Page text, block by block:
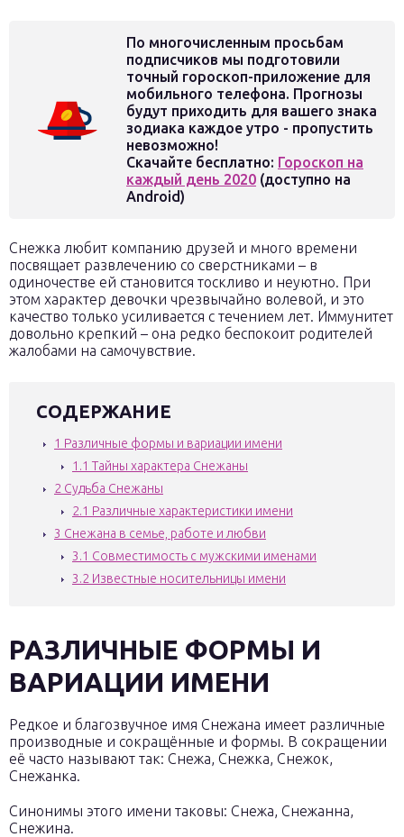
По многочисленным просьбам
подписчиков мы подготовили
точный гороскоп-приложение для
мобильного телефона. Прогнозы
будут приходить для вашего знака
зодиака каждое утро - пропустить
невозможно!
Скачайте бесплатно: Гороскоп на
каждый день 2020 (доступно на
Android)
Снежка любит компанию друзей и много времени
посвящает развлечению со сверстниками – в
одиночестве ей становится тоскливо и неуютно. При
этом характер девочки чрезвычайно волевой, и это
качество только усиливается с течением лет. Иммунитет
довольно крепкий – она редко беспокоит родителей
жалобами на самочувствие.
СОДЕРЖАНИЕ
1 Различные формы и вариации имени
1.1 Тайны характера Снежаны
2 Судьба Снежаны
2.1 Различные характеристики имени
3 Снежана в семье, работе и любви
3.1 Совместимость с мужскими именами
3.2 Известные носительницы имени
РАЗЛИЧНЫЕ ФОРМЫ И
ВАРИАЦИИ ИМЕНИ
Редкое и благозвучное имя Снежана имеет различные
производные и сокращённые и формы. В сокращении
её часто называют так: Снежа, Снежка, Снежок,
Снежанка.
Синонимы этого имени таковы: Снежа, Снежанна,
Снежина.